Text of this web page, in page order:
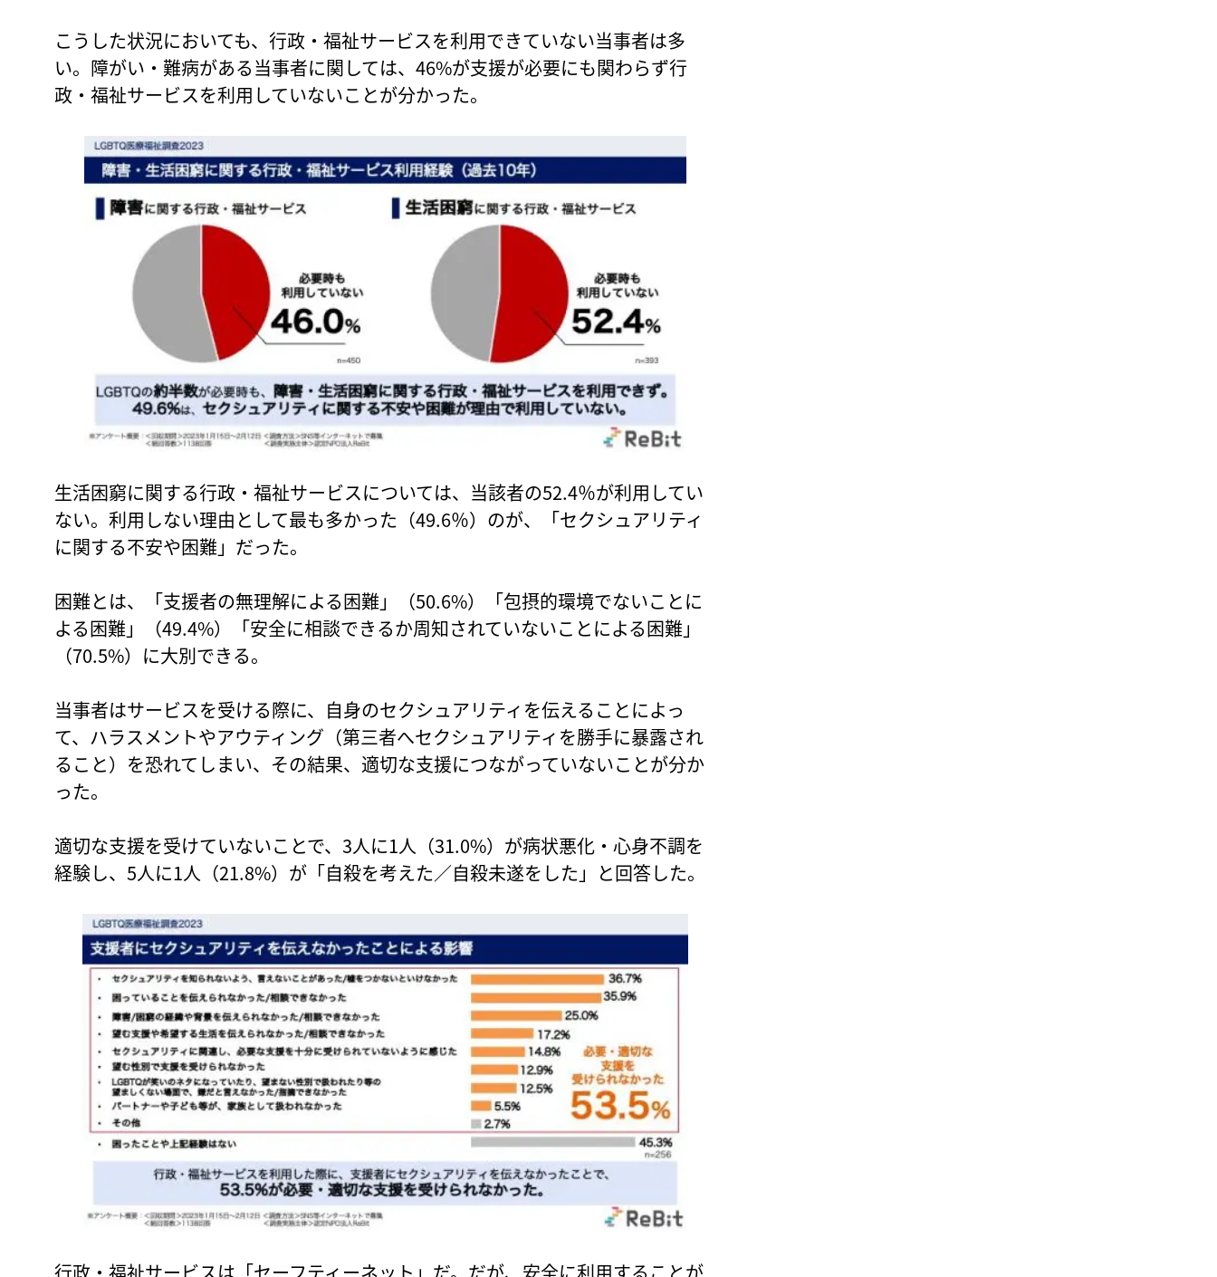
こうした状況においても、行政・福祉サービスを利用できていない当事者は多
い。障がい・難病がある当事者に関しては、46%が支援が必要にも関わらず行
政・福祉サービスを利用していないことが分かった。
生活困窮に関する行政・福祉サービスについては、当該者の52.4％が利用してい
ない。利用しない理由として最も多かった（49.6％）のが、「セクシュアリティ
に関する不安や困難」だった。
困難とは、「支援者の無理解による困難」（50.6%）「包摂的環境でないことに
よる困難」（49.4%）「安全に相談できるか周知されていないことによる困難」
（70.5%）に大別できる。
当事者はサービスを受ける際に、自身のセクシュアリティを伝えることによっ
て、ハラスメントやアウティング（第三者へセクシュアリティを勝手に暴露され
ること）を恐れてしまい、その結果、適切な支援につながっていないことが分か
った。
適切な支援を受けていないことで、3人に1人（31.0%）が病状悪化・心身不調を
経験し、5人に1人（21.8%）が「自殺を考えた／自殺未遂をした」と回答した。
行政・福祉サービスは「セーフティーネット」だ。だが、安全に利用することが